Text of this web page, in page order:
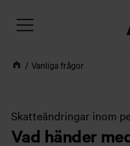
Vanliga frågor
Skatteändringar inom
Vad händer